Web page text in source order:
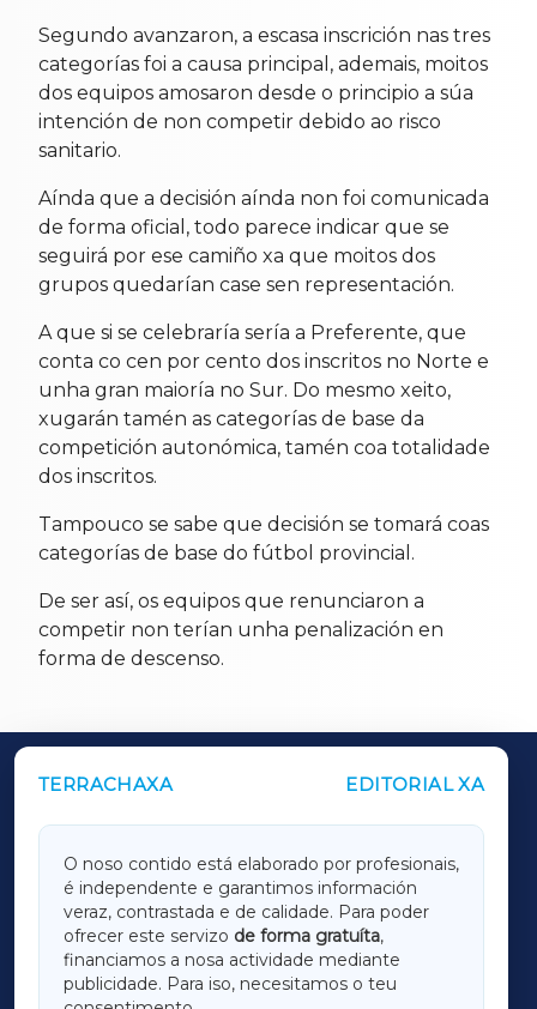
Segundo avanzaron, a escasa inscrición nas tres
categorías foi a causa principal, ademais, moitos
dos equipos amosaron desde o principio a súa
intención de non competir debido ao risco
sanitario.
Aínda que a decisión aínda non foi comunicada
de forma oficial, todo parece indicar que se
seguirá por ese camiño xa que moitos dos
grupos quedarían case sen representación.
A que si se celebraría sería a Preferente, que
conta co cen por cento dos inscritos no Norte e
unha gran maioría no Sur. Do mesmo xeito,
xugarán tamén as categorías de base da
competición autonómica, tamén coa totalidade
dos inscritos.
Tampouco se sabe que decisión se tomará coas
categorías de base do fútbol provincial.
De ser así, os equipos que renunciaron a
competir non terían unha penalización en
forma de descenso.
TERRACHAXA EDITORIAL XA
O noso contido está elaborado por profesionais,
é independente e garantimos información
veraz, contrastada e de calidade. Para poder
ofrecer este servizo de forma gratuíta,
financiamos a nosa actividade mediante
publicidade. Para iso, necesitamos o teu
OUTROS PERIÓDICOS
LUGOXA
TERRACHAXA